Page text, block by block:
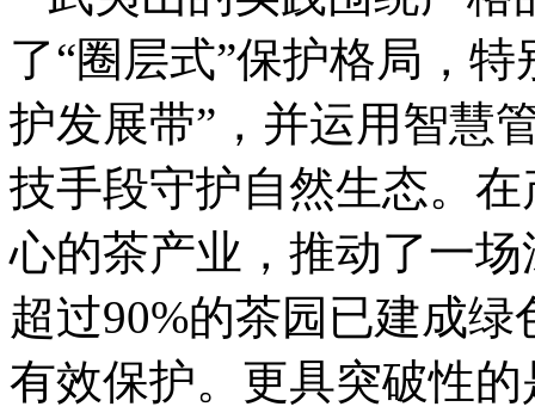
了“圈层式”保护格局，
护发展带”，并运用智慧
技手段守护自然生态。
心的茶产业，推动了一
超过90%的茶园已建成
有效保护。更具突破性